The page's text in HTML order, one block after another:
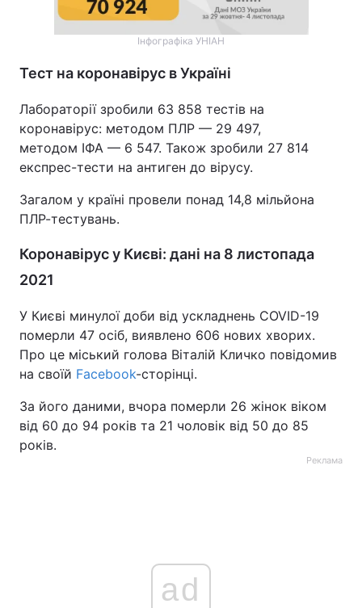
Інфографіка УНІАН
Тест на коронавірус в Україні
Лабораторії зробили 63 858 тестів на
коронавірус: методом ПЛР — 29 497,
методом ІФА — 6 547. Також зробили 27 814
експрес-тести на антиген до вірусу.
Загалом у країні провели понад 14,8 мільйона
ПЛР-тестувань.
Коронавірус у Києві: дані на 8 листопада
2021
У Києві минулої доби від ускладнень COVID-19
померли 47 осіб, виявлено 606 нових хворих.
Про це міський голова Віталій Кличко повідомив
на своїй Facebook-сторінці.
За його даними, вчора померли 26 жінок віком
від 60 до 94 років та 21 чоловік від 50 до 85
років.
Реклама
ad